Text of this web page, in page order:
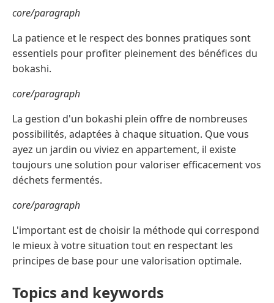
core/paragraph
La patience et le respect des bonnes pratiques sont
essentiels pour profiter pleinement des bénéfices du
bokashi.
core/paragraph
La gestion d'un bokashi plein offre de nombreuses
possibilités, adaptées à chaque situation. Que vous
ayez un jardin ou viviez en appartement, il existe
toujours une solution pour valoriser efficacement vos
déchets fermentés.
core/paragraph
L'important est de choisir la méthode qui correspond
le mieux à votre situation tout en respectant les
principes de base pour une valorisation optimale.
Topics and keywords